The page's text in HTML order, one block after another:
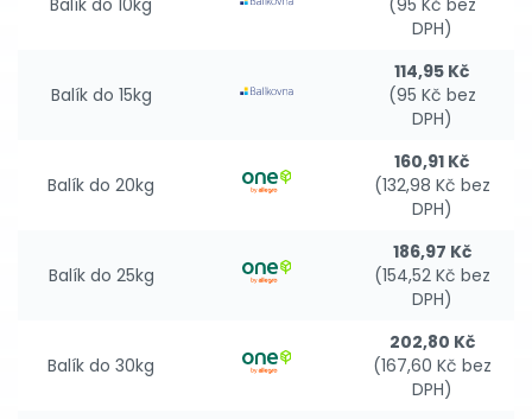
Balík do 10kg
(95 Kč bez
DPH)
Balík do 15kg
114,95 Kč
(95 Kč bez
DPH)
Balík do 20kg
160,91 Kč
(132,98 Kč bez
DPH)
Balík do 25kg
186,97 Kč
(154,52 Kč bez
DPH)
Balík do 30kg
202,80 Kč
(167,60 Kč bez
DPH)